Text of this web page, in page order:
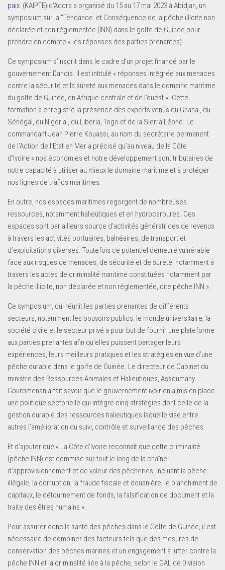
paix (KAIPTE) d’Accra a organisé du 15 au 17 mai 2023 à Abidjan, un
symposium sur la ‘’Tendance et Conséquence de la pêche illicite non
déclarée et non réglementée (INN) dans le golfe de Guinée pour
prendre en compte « les réponses des parties prenantes).
Ce symposium s’inscrit dans le cadre d’un projet financé par le
gouvernement Danois. Il est intitulé « réponses intégrée aux menaces
contre la sécurité et la sûreté aux menaces dans le domaine maritime
du golfe de Guinée, en Afrique centrale et de l’ouest ». Cette
formation a enregistré la présence des experts venus du Ghana , du
Sénégal, du Nigeria , du Liberia, Togo et de la Sierra Léone. Le
commandant Jean Pierre Kouassi, au nom du secrétaire permanent
de l’Action de l’Etat en Mer a précisé qu’au niveau de la Côte
d’Ivoire « nos économies et notre développement sont tributaires de
notre capacité à utiliser au mieux le domaine maritime et à protéger
nos lignes de trafics maritimes.
En outre, nos espaces maritimes regorgent de nombreuses
ressources, notamment halieutiques et en hydrocarbures. Ces
espaces sont par ailleurs source d’activités génératrices de revenus
à travers les activités portuaires, balnéaires, de transport et
d’exploitations diverses. Toutefois ce potentiel demeure vulnérable
face aux risques de menaces, de sécurité et de sûreté, notamment à
travers les actes de criminalité maritime constituées notamment par
la pêche illicite, non déclarée et non réglementée, dite pêche INN ».
Ce symposium, qui réunit les parties prenantes de différents
secteurs, notamment les pouvoirs publics, le monde universitaire, la
société civile et le secteur privé a pour but de fournir une plateforme
aux parties prenantes afin qu’elles puissent partager leurs
expériences, leurs meilleurs pratiques et les stratégies en vue d’une
pêche durable dans le golfe de Guinée. Le directeur de Cabinet du
ministre des Ressources Animales et Halieutiques, Assoumany
Gouromenan a fait savoir que le gouvernement ivoirien a mis en place
une politique sectorielle qui intègre cinq stratégies dont celle de la
gestion durable des ressources halieutiques laquelle vise entre
autres l’amélioration du suivi, contrôle et surveillance des pêches.
Et d’ajouter que « La Côte d’Ivoire reconnaît que cette criminalité
(pêche INN) est commise sur tout le long de la chaîne
d’approvisionnement et de valeur des pêcheries, incluant la pêche
illégale, la corruption, la fraude fiscale et douanière, le blanchiment de
capitaux, le détournement de fonds, la falsification de document et la
traite des êtres humains ».
Pour assurer donc la santé des pêches dans le Golfe de Guinée, il est
nécessaire de combiner des facteurs tels que des mesures de
conservation des pêches marines et un engagement à lutter contre la
pêche INN et la criminalité liée à la pêche, selon le GAL de Division